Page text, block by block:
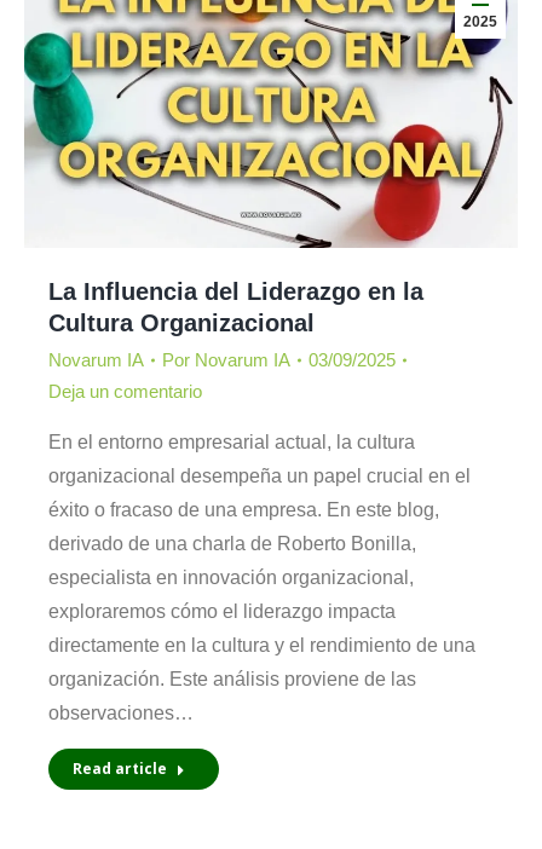
2025
La Influencia del Liderazgo en la
Cultura Organizacional
Novarum IA Por Novarum IA
03/09/2025
Deja un comentario
En el entorno empresarial actual, la cultura
organizacional desempeña un papel crucial en el
éxito o fracaso de una empresa. En este blog,
derivado de una charla de Roberto Bonilla,
especialista en innovación organizacional,
exploraremos cómo el liderazgo impacta
directamente en la cultura y el rendimiento de una
organización. Este análisis proviene de las
observaciones…
Read article